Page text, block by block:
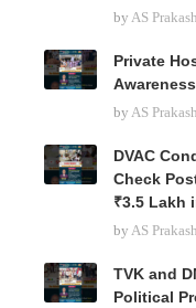
by AS Prakash
Private
by AS Prakash
DVAC
Check
₹3.5 Lakh
by AS Prakash
TVK and
Political